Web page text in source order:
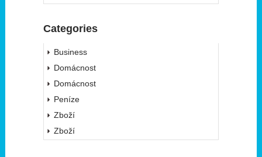
Categories
Business
Domácnost
Domácnost
Peníze
Zboží
Zboží